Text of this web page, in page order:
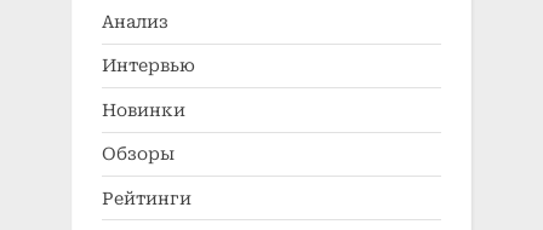
Анализ
Интервью
Новинки
Обзоры
Рейтинги